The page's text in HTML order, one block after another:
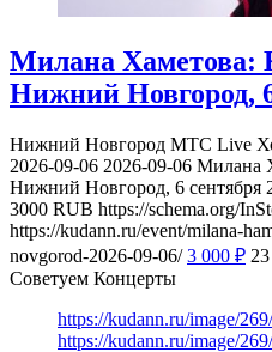
Милана Хаметова:
Нижний Новгород,
Нижний Новгород МТС Live
2026-09-06 2026-09-06 Милана
Нижний Новгород, 6 сентября
3000 RUB https://schema.org/
https://kudann.ru/event/milana-
novgorod-2026-09-06/ 3 000 ₽ 23
Советуем Концерты
https://kudann.ru/image/
https://kudann.ru/image/